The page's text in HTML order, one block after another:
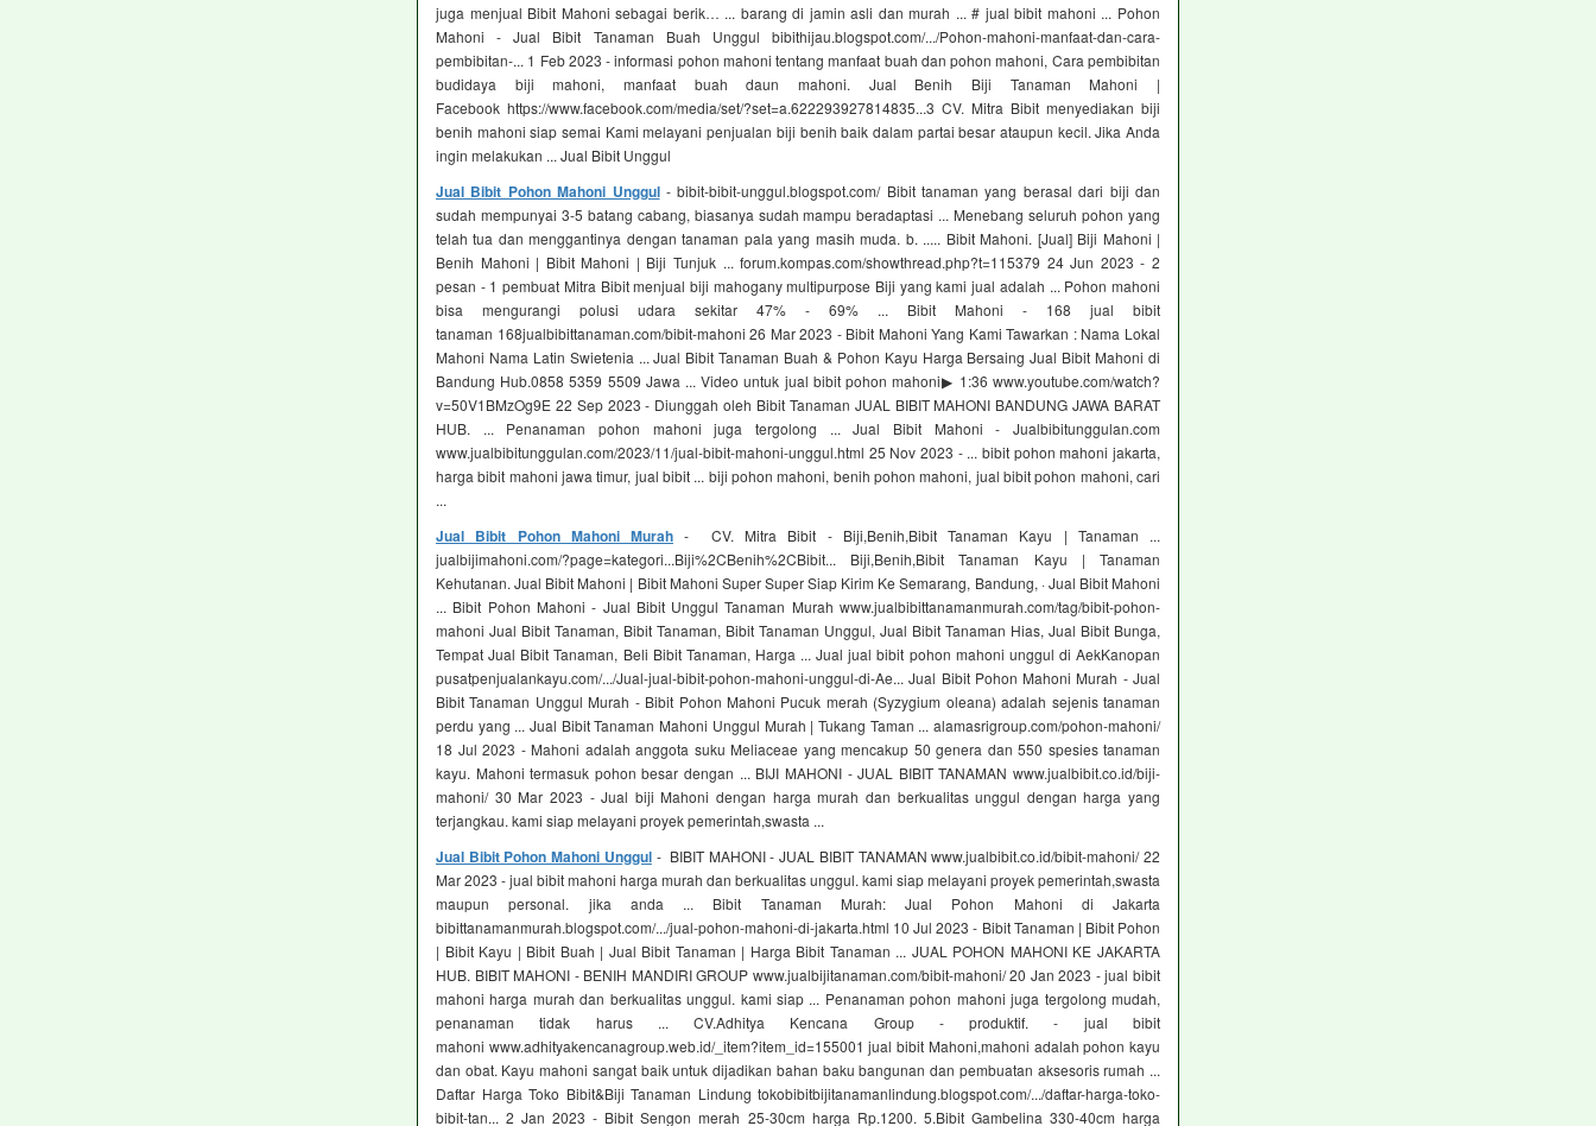
juga menjual Bibit Mahoni sebagai berik… ... barang di jamin asli dan murah ... # jual bibit mahoni ... Pohon
Mahoni - Jual Bibit Tanaman Buah Unggul bibithijau.blogspot.com/.../Pohon-mahoni-manfaat-dan-cara-
pembibitan-... 1 Feb 2023 - informasi pohon mahoni tentang manfaat buah dan pohon mahoni, Cara pembibitan
budidaya biji mahoni, manfaat buah daun mahoni. Jual Benih Biji Tanaman Mahoni |
Facebook https://www.facebook.com/media/set/?set=a.622293927814835...3 CV. Mitra Bibit menyediakan biji
benih mahoni siap semai Kami melayani penjualan biji benih baik dalam partai besar ataupun kecil. Jika Anda
ingin melakukan ... Jual Bibit Unggul
Jual Bibit Pohon Mahoni Unggul- bibit-bibit-unggul.blogspot.com/ Bibit tanaman yang berasal dari biji dan
sudah mempunyai 3-5 batang cabang, biasanya sudah mampu beradaptasi ... Menebang seluruh pohon yang
telah tua dan menggantinya dengan tanaman pala yang masih muda. b. ..... Bibit Mahoni. [Jual] Biji Mahoni |
Benih Mahoni | Bibit Mahoni | Biji Tunjuk ... forum.kompas.com/showthread.php?t=115379 24 Jun 2023 - 2
pesan - ‎1 pembuat Mitra Bibit menjual biji mahogany multipurpose Biji yang kami jual adalah ... Pohon mahoni
bisa mengurangi polusi udara sekitar 47% - 69% ... Bibit Mahoni - 168 jual bibit
tanaman 168jualbibittanaman.com/bibit-mahoni 26 Mar 2023 - Bibit Mahoni Yang Kami Tawarkan : Nama Lokal
Mahoni Nama Latin Swietenia ... Jual Bibit Tanaman Buah & Pohon Kayu Harga Bersaing Jual Bibit Mahoni di
Bandung Hub.0858 5359 5509 Jawa ... Video untuk jual bibit pohon mahoni▶ 1:36 www.youtube.com/watch?
v=50V1BMzOg9E 22 Sep 2023 - Diunggah oleh Bibit Tanaman JUAL BIBIT MAHONI BANDUNG JAWA BARAT
HUB. ... Penanaman pohon mahoni juga tergolong ... Jual Bibit Mahoni - Jualbibitunggulan.com
www.jualbibitunggulan.com/2023/11/jual-bibit-mahoni-unggul.html 25 Nov 2023 - ... bibit pohon mahoni jakarta,
harga bibit mahoni jawa timur, jual bibit ... biji pohon mahoni, benih pohon mahoni, jual bibit pohon mahoni, cari
...
Jual Bibit Pohon Mahoni Murah - CV. Mitra Bibit - Biji,Benih,Bibit Tanaman Kayu | Tanaman ...
jualbijimahoni.com/?page=kategori...Biji%2CBenih%2CBibit... Biji,Benih,Bibit Tanaman Kayu | Tanaman
Kehutanan. Jual Bibit Mahoni | Bibit Mahoni Super Super Siap Kirim Ke Semarang, Bandung, · Jual Bibit Mahoni
... Bibit Pohon Mahoni - Jual Bibit Unggul Tanaman Murah www.jualbibittanamanmurah.com/tag/bibit-pohon-
mahoni Jual Bibit Tanaman, Bibit Tanaman, Bibit Tanaman Unggul, Jual Bibit Tanaman Hias, Jual Bibit Bunga,
Tempat Jual Bibit Tanaman, Beli Bibit Tanaman, Harga ... Jual jual bibit pohon mahoni unggul di AekKanopan
pusatpenjualankayu.com/.../Jual-jual-bibit-pohon-mahoni-unggul-di-Ae... Jual Bibit Pohon Mahoni Murah - Jual
Bibit Tanaman Unggul Murah - Bibit Pohon Mahoni Pucuk merah (Syzygium oleana) adalah sejenis tanaman
perdu yang ... Jual Bibit Tanaman Mahoni Unggul Murah | Tukang Taman ... alamasrigroup.com/pohon-mahoni/
18 Jul 2023 - Mahoni adalah anggota suku Meliaceae yang mencakup 50 genera dan 550 spesies tanaman
kayu. Mahoni termasuk pohon besar dengan ... BIJI MAHONI - JUAL BIBIT TANAMAN www.jualbibit.co.id/biji-
mahoni/ 30 Mar 2023 - Jual biji Mahoni dengan harga murah dan berkualitas unggul dengan harga yang
terjangkau. kami siap melayani proyek pemerintah,swasta ...
Jual Bibit Pohon Mahoni Unggul- BIBIT MAHONI - JUAL BIBIT TANAMAN www.jualbibit.co.id/bibit-mahoni/ 22
Mar 2023 - jual bibit mahoni harga murah dan berkualitas unggul. kami siap melayani proyek pemerintah,swasta
maupun personal. jika anda ... Bibit Tanaman Murah: Jual Pohon Mahoni di Jakarta
bibittanamanmurah.blogspot.com/.../jual-pohon-mahoni-di-jakarta.html 10 Jul 2023 - Bibit Tanaman | Bibit Pohon
| Bibit Kayu | Bibit Buah | Jual Bibit Tanaman | Harga Bibit Tanaman ... JUAL POHON MAHONI KE JAKARTA
HUB. BIBIT MAHONI - BENIH MANDIRI GROUP www.jualbijitanaman.com/bibit-mahoni/ 20 Jan 2023 - jual bibit
mahoni harga murah dan berkualitas unggul. kami siap ... Penanaman pohon mahoni juga tergolong mudah,
penanaman tidak harus ... CV.Adhitya Kencana Group - produktif. - jual bibit
mahoni www.adhityakencanagroup.web.id/_item?item_id=155001 jual bibit Mahoni,mahoni adalah pohon kayu
dan obat. Kayu mahoni sangat baik untuk dijadikan bahan baku bangunan dan pembuatan aksesoris rumah ...
Daftar Harga Toko Bibit&Biji Tanaman Lindung tokobibitbijitanamanlindung.blogspot.com/.../daftar-harga-toko-
bibit-tan... 2 Jan 2023 - Bibit Sengon merah 25-30cm harga Rp.1200. 5.Bibit Gambelina 330-40cm harga